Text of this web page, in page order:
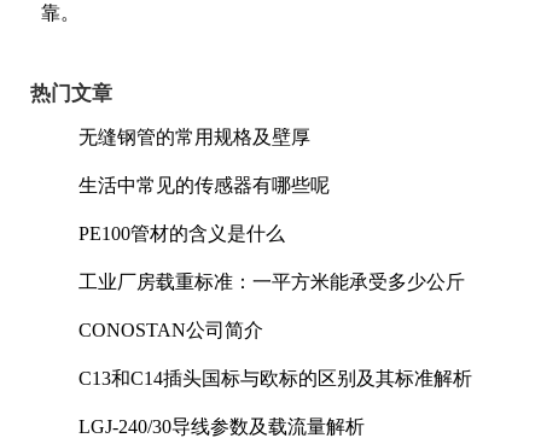
靠。
热门文章
无缝钢管的常用规格及壁厚
生活中常见的传感器有哪些呢
PE100管材的含义是什么
工业厂房载重标准：一平方米能承受多少公斤
CONOSTAN公司简介
C13和C14插头国标与欧标的区别及其标准解析
LGJ-240/30导线参数及载流量解析